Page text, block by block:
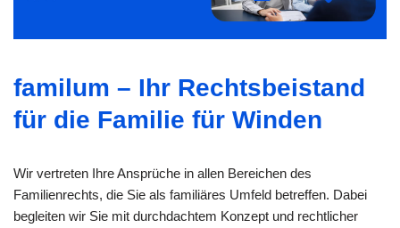
familum – Ihr Rechtsbeistand
für die Familie für Winden
Wir vertreten Ihre Ansprüche in allen Bereichen des
Familienrechts, die Sie als familiäres Umfeld betreffen. Dabei
begleiten wir Sie mit durchdachtem Konzept und rechtlicher